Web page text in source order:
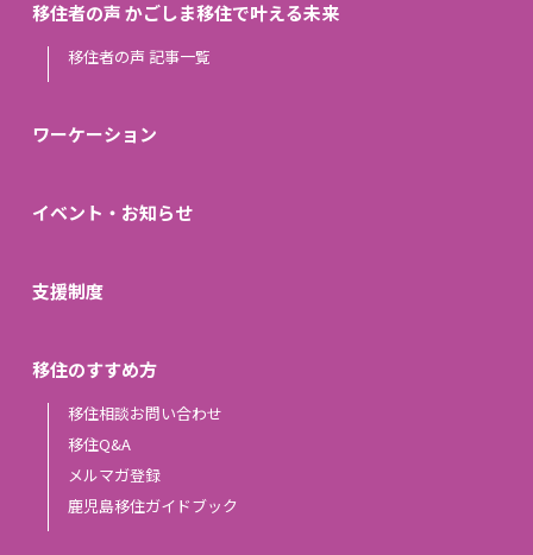
移住者の声 かごしま移住で叶える未来
移住者の声 記事一覧
ワーケーション
イベント・お知らせ
支援制度
移住のすすめ方
移住相談お問い合わせ
移住Q&A
メルマガ登録
鹿児島移住ガイドブック